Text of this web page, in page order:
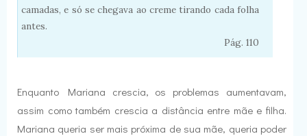
camadas, e só se chegava ao creme tirando cada folha
antes.
Pág. 110
Enquanto Mariana crescia, os problemas aumentavam,
assim como também crescia a distância entre mãe e filha.
Mariana queria ser mais próxima de sua mãe, queria poder